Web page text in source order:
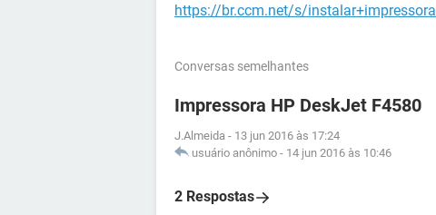
https://br.ccm.net/s/
Conversas semelhantes
Impressora HP DeskJet F4580
J.Almeida - 13 jun 2016 às 17:24
usuário anônimo - 14 jun 2016 às 10:46
2 Respostas